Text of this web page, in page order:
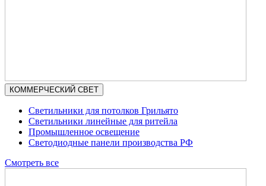
КОММЕРЧЕСКИЙ СВЕТ
Светильники для потолков Грильято
Светильники линейные для ритейла
Промышленное освещение
Светодиодные панели производства РФ
Смотреть все